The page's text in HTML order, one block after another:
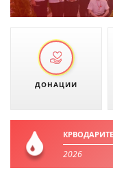
ДОНАЦИИ
2026